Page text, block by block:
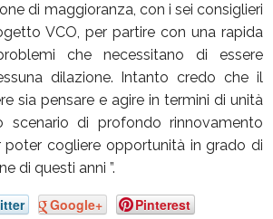
di maggioranza, con i sei consiglieri
VCO, per partire con una rapida
che necessitano di essere
dilazione. Intanto credo che il
sia pensare e agire in termini di unità
scenario di profondo rinnovamento
poter cogliere opportunità in grado di
di questi anni ”.
Google+ Pinterest